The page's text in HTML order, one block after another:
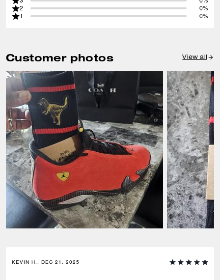
2
0%
1
0%
Customer photos View all
KEVIN H., DEC 21, 2025